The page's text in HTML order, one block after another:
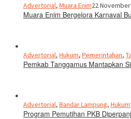
Advertorial, Muara Enim22
Muara Enim Bergelora Karnaval
Advertorial, Hukum, Pemerintahan,
Pemkab Tanggamus Mantapkan
Advertorial, Bandar Lampung, Hukum
Program Pemutihan PKB